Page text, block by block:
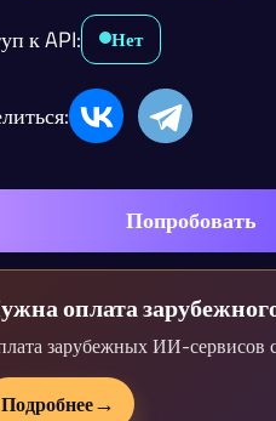
к API: Нет
Попробовать
оплата
зарубежных ИИ-сервисов
Подробнее→